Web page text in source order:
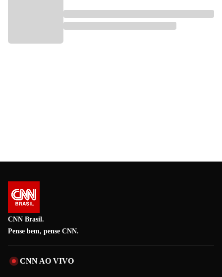
CNN Brasil.
Pense bem, pense CNN.
CNN AO VIVO